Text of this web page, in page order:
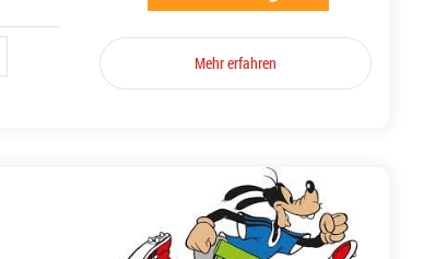
Mehr erfahren